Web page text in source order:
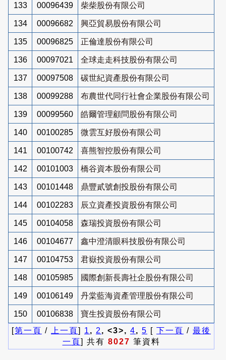
133 00096439 柴柴股份有限公司
134 00096682 興亞貿易股份有限公司
135 00096825 正倫達股份有限公司
136 00097021 全球走走科技股份有限公司
137 00097508 碳世紀資產股份有限公司
138 00099288 布農世代同行社會企業股份有限公司
139 00099560 皓爾管理顧問股份有限公司
140 00100285 微雲互好股份有限公司
141 00100742 喜熊智控股份有限公司
142 00101003 橋谷資本股份有限公司
143 00101448 鼎豐貳號創投股份有限公司
144 00102283 辰立資產投資股份有限公司
145 00104058 森瑞投資股份有限公司
146 00104677 鑫中澄清眼科技股份有限公司
147 00104753 君嶽投資股份有限公司
148 00105985 國際創新長壽社企股份有限公司
149 00106149 丹棠藍海資產管理股份有限公司
150 00106838
寶生投資股份有限公司
[第一頁 / 上一頁] 1 , 2 , <3>, 4, 5 [ 下一頁 / 最後
一頁] 共有 8027 筆資料